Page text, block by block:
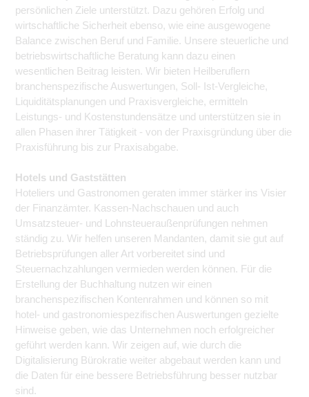
persönlichen Ziele unterstützt. Dazu gehören Erfolg und
wirtschaftliche Sicherheit ebenso, wie eine ausgewogene
Balance zwischen Beruf und Familie. Unsere steuerliche und
betriebswirtschaftliche Beratung kann dazu einen
wesentlichen Beitrag leisten. Wir bieten Heilberuflern
branchenspezifische Auswertungen, Soll- Ist-Vergleiche,
Liquiditätsplanungen und Praxisvergleiche, ermitteln
Leistungs- und Kostenstundensätze und unterstützen sie in
allen Phasen ihrer Tätigkeit - von der Praxisgründung über die
Praxisführung bis zur Praxisabgabe.
Hotels und Gaststätten
Hoteliers und Gastronomen geraten immer stärker ins Visier
der Finanzämter. Kassen-Nachschauen und auch
Umsatzsteuer- und Lohnsteueraußenprüfungen nehmen
ständig zu. Wir helfen unseren Mandanten, damit sie gut auf
Betriebsprüfungen aller Art vorbereitet sind und
Steuernachzahlungen vermieden werden können. Für die
Erstellung der Buchhaltung nutzen wir einen
branchenspezifischen Kontenrahmen und können so mit
hotel- und gastronomiespezifischen Auswertungen gezielte
Hinweise geben, wie das Unternehmen noch erfolgreicher
geführt werden kann. Wir zeigen auf, wie durch die
Digitalisierung Bürokratie weiter abgebaut werden kann und
die Daten für eine bessere Betriebsführung besser nutzbar
sind.